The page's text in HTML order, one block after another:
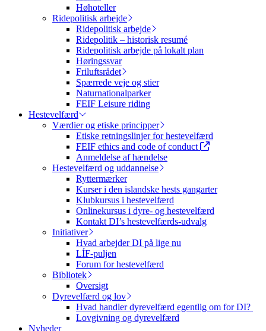
Høhoteller
Ridepolitisk arbejde
Ridepolitisk arbejde
Ridepolitik – historisk resumé
Ridepolitisk arbejde på lokalt plan
Høringssvar
Friluftsrådet
Spærrede veje og stier
Naturnationalparker
FEIF Leisure riding
Hestevelfærd
Værdier og etiske principper
Etiske retningslinjer for hestevelfærd
FEIF ethics and code of conduct
Anmeldelse af hændelse
Hestevelfærd og uddannelse
Ryttermærker
Kurser i den islandske hests gangarter
Klubkursus i hestevelfærd
Onlinekursus i dyre- og hestevelfærd
Kontakt DI’s hestevelfærds-udvalg
Initiativer
Hvad arbejder DI på lige nu
LÍF-puljen
Forum for hestevelfærd
Bibliotek
Oversigt
Dyrevelfærd og lov
Hvad handler dyrevelfærd egentlig om for DI?
Lovgivning og dyrevelfærd
Nyheder